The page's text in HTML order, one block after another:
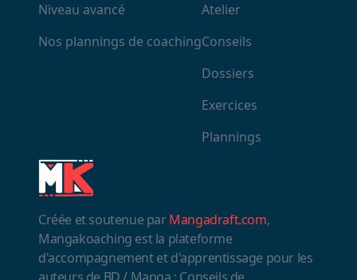
Créée et soutenue parMangadraft.com,
Mangakoaching est la plateforme
d'accompagnement et d'apprentissage pour les
Niveau avancé
Nos plannings de coaching
Atelier
Conseils
Dossiers
Exercices
Plannings